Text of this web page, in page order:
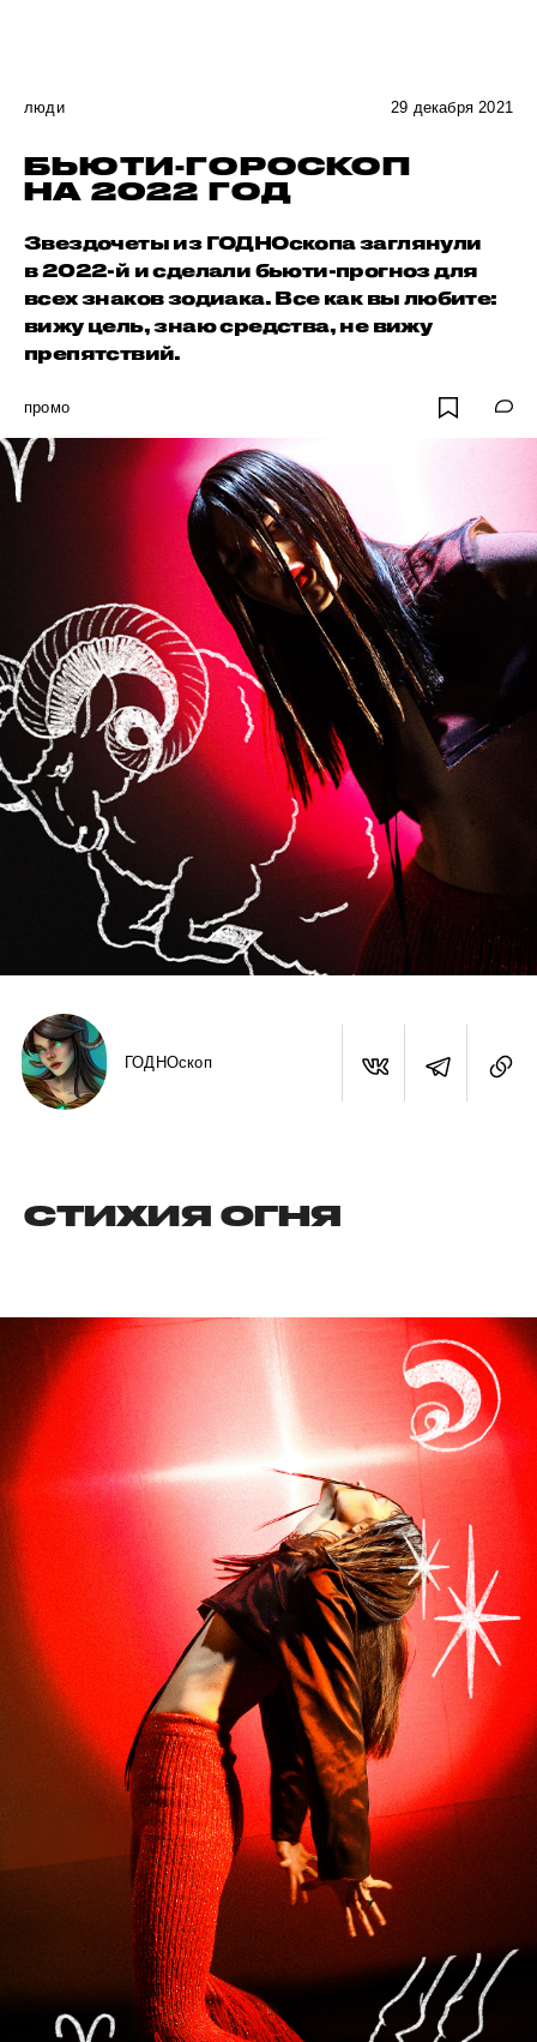
люди 29 декабря 2021
БЬЮТИ-ГОРОСКОП
НА 2022 ГОД
Звездочеты из ГОДНОскопа заглянули
в 2022-й и сделали бьюти-прогноз для
всех знаков зодиака. Все как вы любите:
вижу цель, знаю средства, не вижу
препятствий.
промо
ГОДНОскоп
СТИХИЯ ОГНЯ